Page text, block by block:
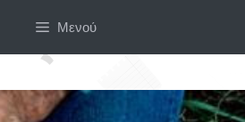
περιεχόμενο
Μενού